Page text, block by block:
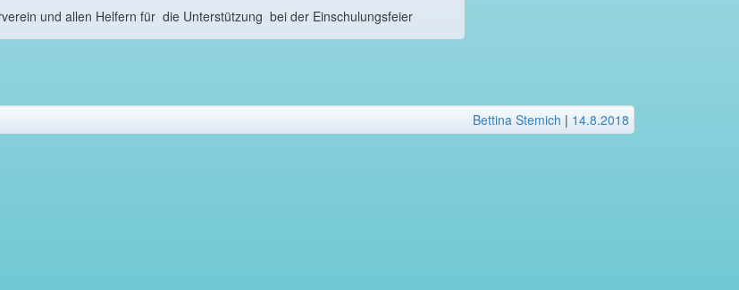
und allen Helfern für die Unterstützung bei der Einschulungsfeier
Bettina Stemich | 14.8.2018